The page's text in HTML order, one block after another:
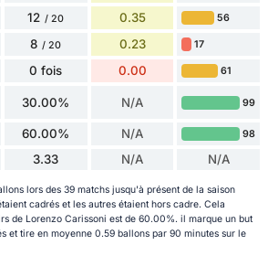
12 / 20 0.35 56
8 / 20 0.23 17
0 fois 0.00 61
30.00% N/A 99
60.00% N/A 98
3.33 N/A N/A
lors des 39 matchs jusqu'à présent de la saison
cadrés et les autres étaient hors cadre. Cela
de Lorenzo Carissoni est de 60.00%. il marque un but
et tire en moyenne 0.59 ballons par 90 minutes sur le